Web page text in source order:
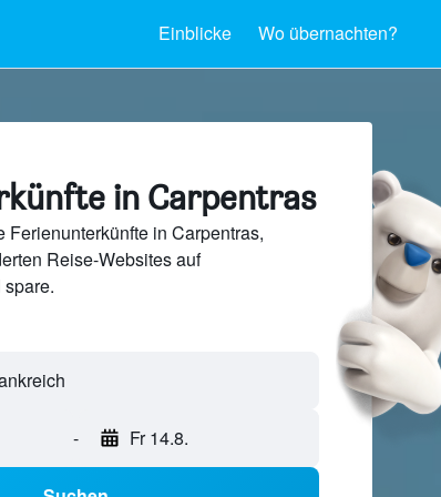
Einblicke Wo übernachten?
in Carpentras
Ferienunterkünfte in Carpentras,
Reise-Websites auf
- Fr 14.8.